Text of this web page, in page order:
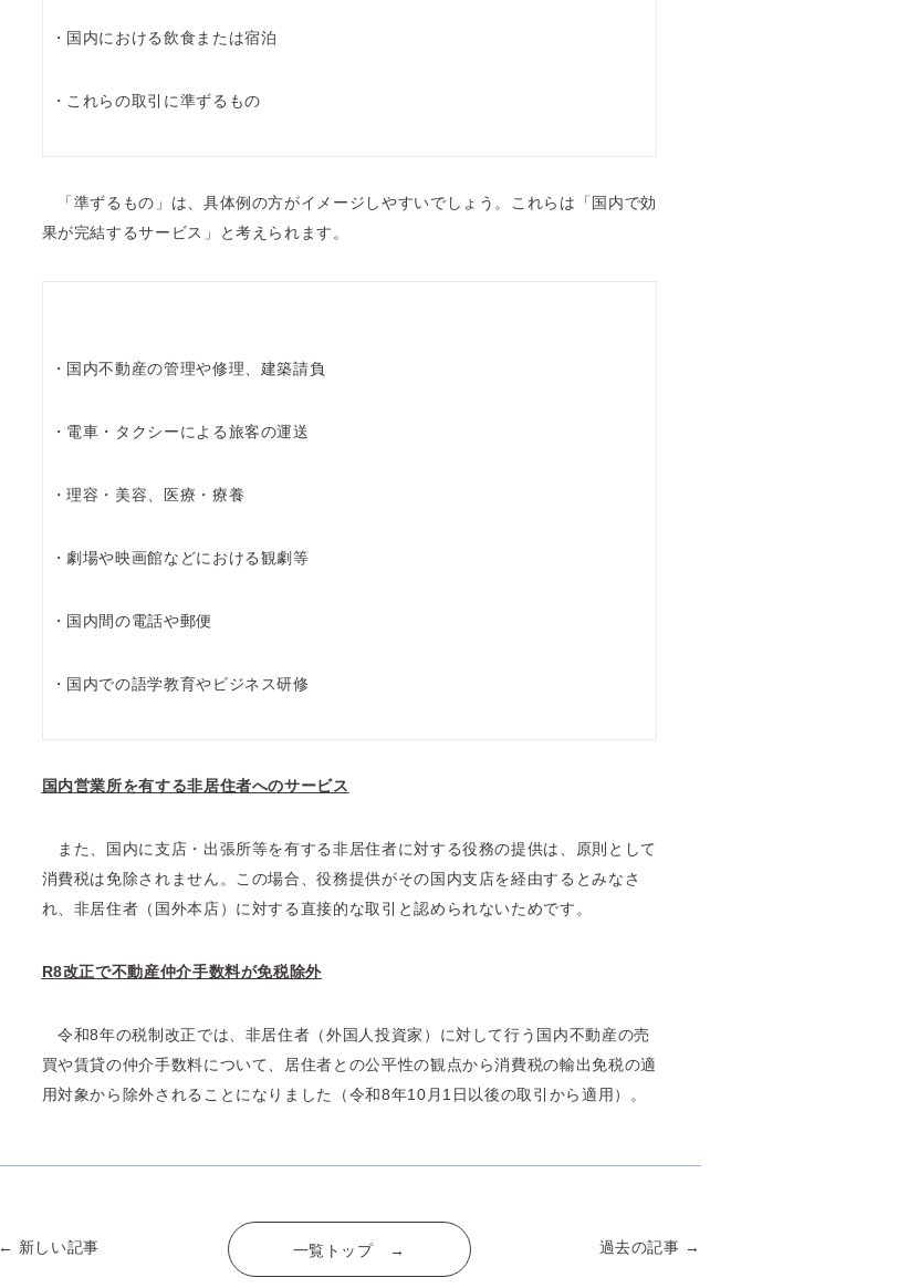
・国内における飲食または宿泊
・これらの取引に準ずるもの
「準ずるもの」は、具体例の方がイメージしやすいでしょう。これらは「国内で効
果が完結するサービス」と考えられます。
・国内不動産の管理や修理、建築請負
・電車・タクシーによる旅客の運送
・理容・美容、医療・療養
・劇場や映画館などにおける観劇等
・国内間の電話や郵便
・国内での語学教育やビジネス研修
国内営業所を有する非居住者へのサービス
また、国内に支店・出張所等を有する非居住者に対する役務の提供は、原則として
消費税は免除されません。この場合、役務提供がその国内支店を経由するとみなさ
れ、非居住者（国外本店）に対する直接的な取引と認められないためです。
R8改正で不動産仲介手数料が免税除外
令和8年の税制改正では、非居住者（外国人投資家）に対して行う国内不動産の売
買や賃貸の仲介手数料について、居住者との公平性の観点から消費税の輸出免税の適
用対象から除外されることになりました（令和8年10月1日以後の取引から適用）。
← 新しい記事 過去の記事 →
一覧トップ →